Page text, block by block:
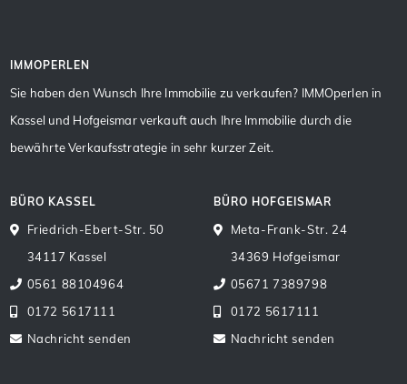
IMMOPERLEN
Sie haben den Wunsch Ihre Immobilie zu verkaufen? IMMOperlen in
Kassel und Hofgeismar verkauft auch Ihre Immobilie durch die
bewährte Verkaufsstrategie in sehr kurzer Zeit.
BÜRO KASSEL
Friedrich-Ebert-Str. 50
34117 Kassel
0561 88104964
0172 5617111
Nachricht senden
BÜRO HOFGEISMAR
Meta-Frank-Str. 24
34369 Hofgeismar
05671 7389798
0172 5617111
Nachricht senden